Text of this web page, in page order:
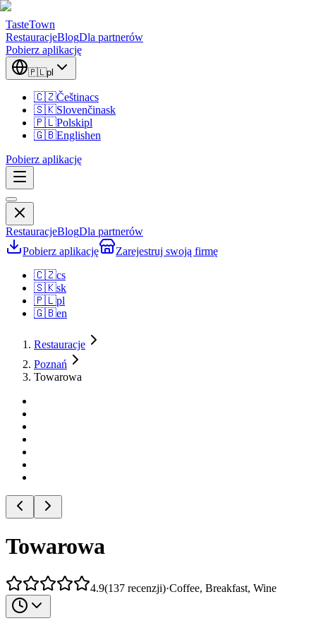
TasteTown
RestauracjeBlogDla partnerów
Pobierz aplikację
🇵🇱pl
🇨🇿Češtinacs
🇸🇰Slovenčinask
🇵🇱Polskipl
🇬🇧Englishen
Pobierz aplikację
RestauracjeBlogDla partnerów
Pobierz aplikację
Zarejestruj swoją firmę
🇨🇿cs
🇸🇰sk
🇵🇱pl
🇬🇧en
Restauracje
Poznań
Towarowa
Towarowa
4.9(137 recenzji)·Coffee, Breakfast, Wine